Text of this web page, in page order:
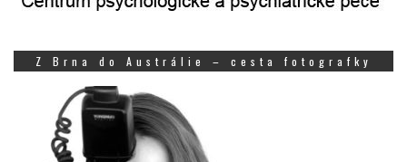
Z Brna do Austrálie – cesta fotografky